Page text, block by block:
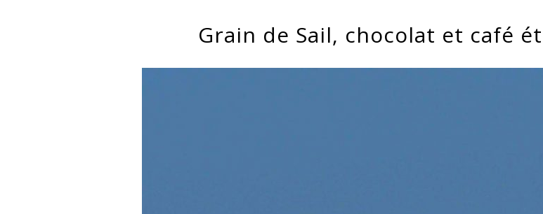
Grain de Sail, chocolat et café